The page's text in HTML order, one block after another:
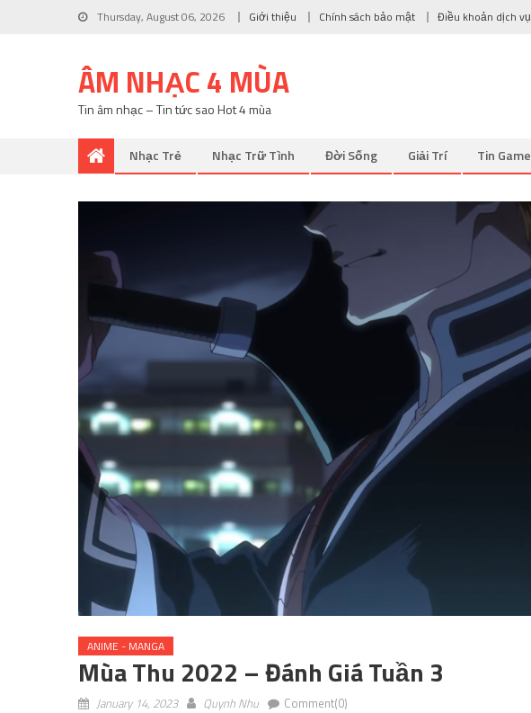
Thursday, August 06, 2026 Giới thiệu Chính sách bảo mật Điều khoản dịch vụ
ÂM NHẠC 4 MÙA
Tin âm nhạc – Tin tức sao Hot 4 mùa
Nhạc Trẻ Nhạc Trữ Tình Đời Sống Giải Trí Tin Game
ANIME - MANGA
Mùa Thu 2022 – Đánh Giá Tuần 3
January 14, 2023 Quynh Nhu Comment(0)